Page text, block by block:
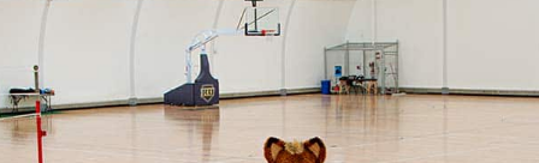
構成
スプラングの優位性